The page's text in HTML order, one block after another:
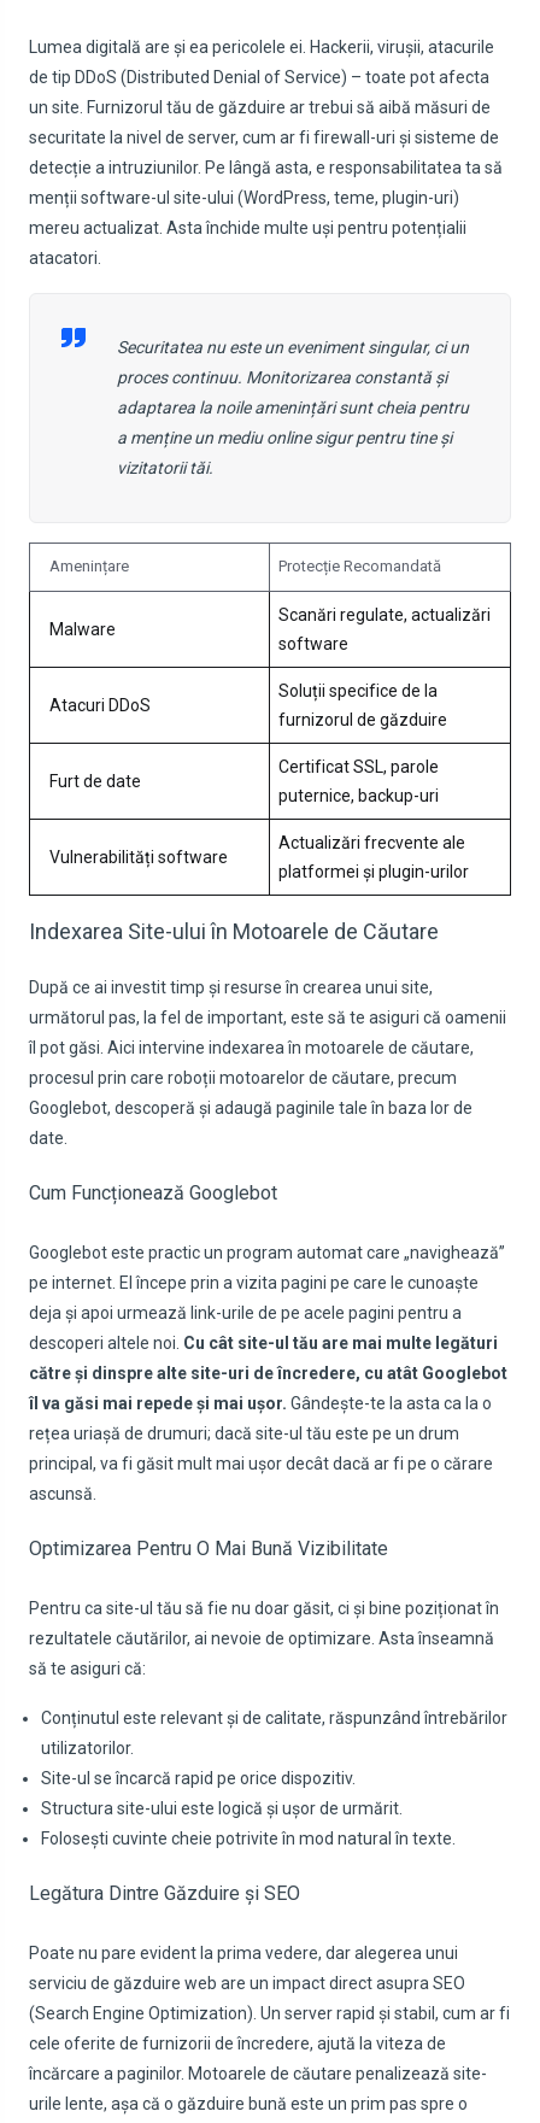
Lumea digitală are și ea pericolele ei. Hackerii, virușii, atacurile
de tip DDoS (Distributed Denial of Service) – toate pot afecta
un site. Furnizorul tău de găzduire ar trebui să aibă măsuri de
securitate la nivel de server, cum ar fi firewall-uri și sisteme de
detecție a intruziunilor. Pe lângă asta, e responsabilitatea ta să
menții software-ul site-ului (WordPress, teme, plugin-uri)
mereu actualizat. Asta închide multe uși pentru potențialii
atacatori.
Securitatea nu este un eveniment singular, ci un
proces continuu. Monitorizarea constantă și
adaptarea la noile amenințări sunt cheia pentru
a menține un mediu online sigur pentru tine și
vizitatorii tăi.
Amenințare Protecție Recomandată
Malware
Scanări regulate, actualizări
software
Atacuri DDoS
Soluții specifice de la
furnizorul de găzduire
Furt de date
Certificat SSL, parole
puternice, backup-uri
Vulnerabilități software
Actualizări frecvente ale
platformei și plugin-urilor
Indexarea Site-ului în Motoarele de Căutare
După ce ai investit timp și resurse în crearea unui site,
următorul pas, la fel de important, este să te asiguri că oamenii
îl pot găsi. Aici intervine indexarea în motoarele de căutare,
procesul prin care roboții motoarelor de căutare, precum
Googlebot, descoperă și adaugă paginile tale în baza lor de
date.
Cum Funcționează Googlebot
Googlebot este practic un program automat care „navighează”
pe internet. El începe prin a vizita pagini pe care le cunoaște
deja și apoi urmează link-urile de pe acele pagini pentru a
descoperi altele noi. Cu cât site-ul tău are mai multe legături
către și dinspre alte site-uri de încredere, cu atât Googlebot
îl va găsi mai repede și mai ușor. Gândește-te la asta ca la o
rețea uriașă de drumuri; dacă site-ul tău este pe un drum
principal, va fi găsit mult mai ușor decât dacă ar fi pe o cărare
ascunsă.
Optimizarea Pentru O Mai Bună Vizibilitate
Pentru ca site-ul tău să fie nu doar găsit, ci și bine poziționat în
rezultatele căutărilor, ai nevoie de optimizare. Asta înseamnă
să te asiguri că:
Conținutul este relevant și de calitate, răspunzând întrebărilor
utilizatorilor.
Site-ul se încarcă rapid pe orice dispozitiv.
Structura site-ului este logică și ușor de urmărit.
Folosești cuvinte cheie potrivite în mod natural în texte.
Legătura Dintre Găzduire și SEO
Poate nu pare evident la prima vedere, dar alegerea unui
serviciu de găzduire web are un impact direct asupra SEO
(Search Engine Optimization). Un server rapid și stabil, cum ar fi
cele oferite de furnizorii de încredere, ajută la viteza de
încărcare a paginilor. Motoarele de căutare penalizează site-
urile lente, așa că o găzduire bună este un prim pas spre o